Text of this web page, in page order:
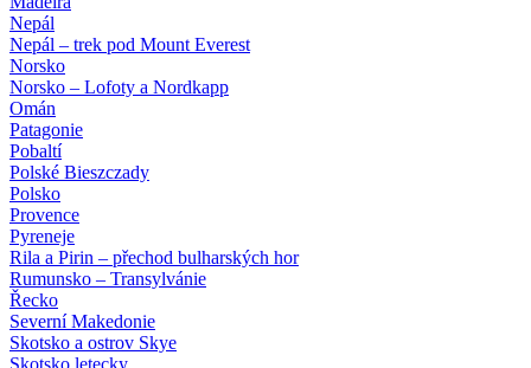
Nepál
Nepál – trek pod Mount Everest
Norsko
Norsko – Lofoty a Nordkapp
Omán
Patagonie
Pobaltí
Polské Bieszczady
Polsko
Provence
Pyreneje
Rila a Pirin – přechod bulharských hor
Rumunsko – Transylvánie
Řecko
Severní Makedonie
Skotsko a ostrov Skye
Skotsko letecky